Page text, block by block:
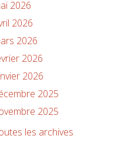
2026
2026
2026
2026
2026
2025
2025
les archives